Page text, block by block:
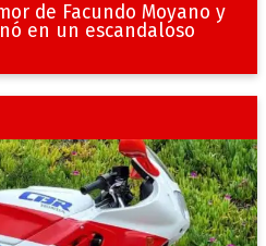
de Facundo Moyano y
en un escandaloso